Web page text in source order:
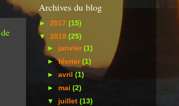
Archives du blog
► 2017 (15)
▼ 2018 (25)
► janvier(1)
►février(1)
►avril(1)
► mai(2)
▼ juillet(13)